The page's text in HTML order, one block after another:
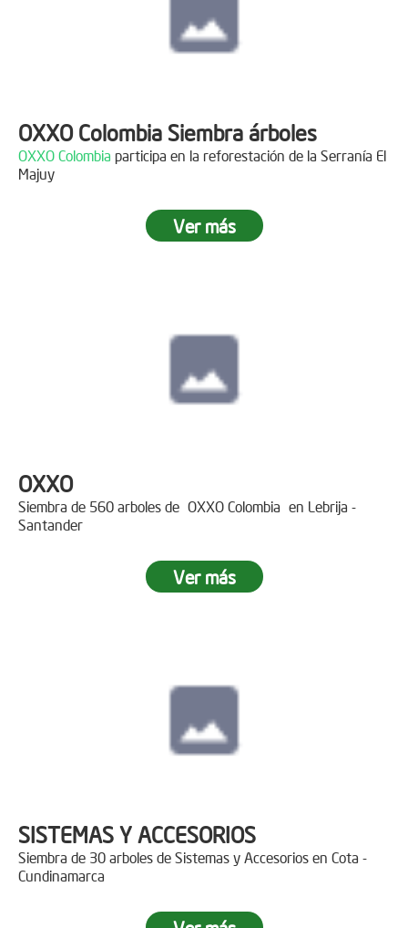
OXXO Colombia Siembra árboles
OXXO Colombia participa en la reforestación de la Serranía El
Majuy
Ver más
OXXO
Siembra de 560 arboles de OXXO Colombia en Lebrija -
Santander
Ver más
SISTEMAS Y ACCESORIOS
Siembra de 30 arboles de Sistemas y Accesorios en Cota -
Cundinamarca